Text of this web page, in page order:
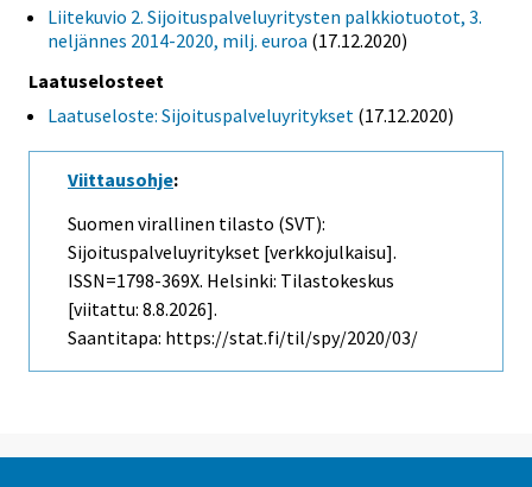
Liitekuvio 2. Sijoituspalveluyritysten palkkiotuotot, 3.
neljännes 2014-2020, milj. euroa (17.12.2020)
Laatuselosteet
Laatuseloste: Sijoituspalveluyritykset (17.12.2020)
Viittausohje:
Suomen virallinen tilasto (SVT):
Sijoituspalveluyritykset [verkkojulkaisu].
ISSN=1798-369X. Helsinki: Tilastokeskus
[viitattu: 8.8.2026].
Saantitapa: https://stat.fi/til/spy/2020/03/